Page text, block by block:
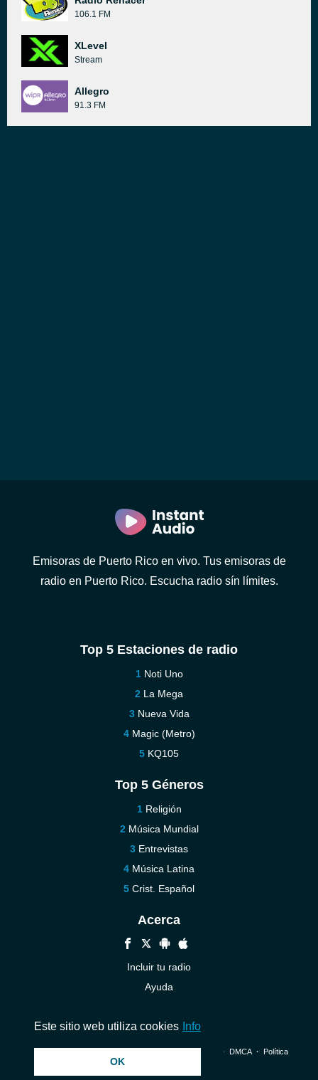
106.1 FM
XLevel
Stream
Allegro
91.3 FM
Emisoras de Puerto Rico en vivo. Tus emisoras de
radio en Puerto Rico. Escucha radio sín límites.
Top 5 Estaciones de radio
Noti Uno
La Mega
Nueva Vida
Magic (Metro)
KQ105
Top 5 Géneros
Religión
Música Mundial
Entrevistas
Música Latina
Crist. Español
Acerca
Incluir tu radio
Ayuda
© 2026 InstantAudio. Reservados todos los derechos. ・ DMCA・ Política
Este sitio web utiliza cookies Info
OK